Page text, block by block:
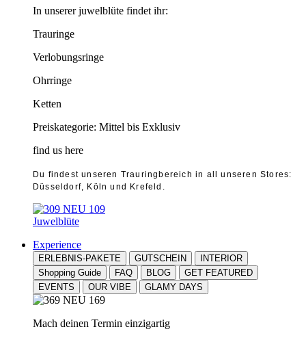
In unserer juwelblüte findet ihr:
Trauringe
Verlobungsringe
Ohrringe
Ketten
Preiskategorie: Mittel bis Exklusiv
find us here
Du findest unseren Trauringbereich in all unseren Stores:
Düsseldorf, Köln und Krefeld.
Juwelblüte
Experience
ERLEBNIS-PAKETE GUTSCHEIN
INTERIOR
Shopping Guide
FAQ BLOG
GET FEATURED
EVENTS
OUR VIBE GLAMY DAYS
Mach deinen Termin einzigartig